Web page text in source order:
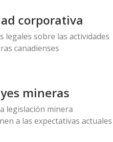
Indígenas y
evidenciar
corporativa
legales sobre las actividades
canadienses
mineras
legislación minera
a las expectativas actuales